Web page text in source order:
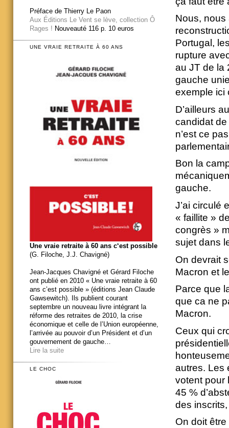
Nous, nous
Portugal,
rupture
au JT de la
gauche
exemple ici
D’ailleurs
candidat
n’est ce
Bon la
gauche.
J’ai circulé
« faillite »
congrès »
sujet dans
On devrait
Macron et
Parce que
que ca ne
Macron.
Ceux qui
autres. Les
votent pour
45 %
des
On doit
Préface de Thierry Le Paon
Aux Éditions Le Vent se lève, collection Ô
Rages ! Nouveauté 116 p. 10 euros
UNE VRAIE RETRAITE À 60 ANS
Une vraie retraite à 60 ans c‘est possible
(G. Filoche, J.J. Chavigné)
Jean-Jacques Chavigné et Gérard Filoche
ont publié en 2010 « Une vraie retraite à 60
ans c’est possible » (éditions Jean Claude
Gawsewitch). Ils publient courant
septembre un nouveau livre intégrant la
réforme des retraites de 2010, la crise
économique et celle de l’Union européenne,
l’arrivée au pouvoir d’un Président et d’un
gouvernement de gauche…
Lire la suite
LE CHOC